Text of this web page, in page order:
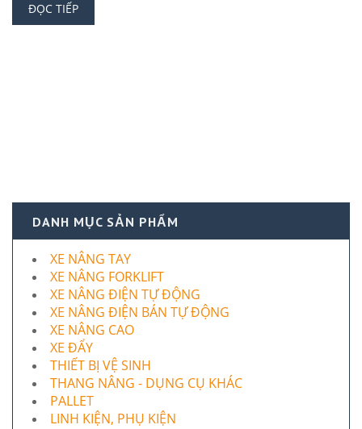
ĐỌC TIẾP
DANH MỤC SẢN PHẨM
XE NÂNG TAY
XE NÂNG FORKLIFT
XE NÂNG ĐIỆN TỰ ĐỘNG
XE NÂNG ĐIỆN BÁN TỰ ĐỘNG
XE NÂNG CAO
XE ĐẨY
THIẾT BỊ VỆ SINH
THANG NÂNG - DỤNG CỤ KHÁC
PALLET
LINH KIỆN, PHỤ KIỆN